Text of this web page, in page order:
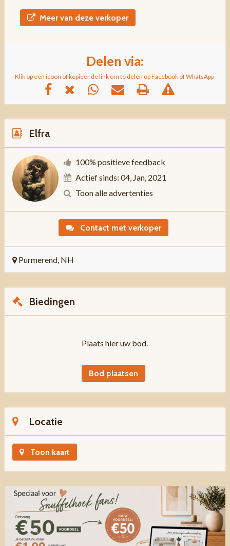
Meer van deze verkoper
Delen via:
Klik op een icoon of kopieer de link om te delen op Facebook of WhatsApp
Elfra
100% positieve feedback
Actief sinds: 04, Jan, 2021
Toon alle advertenties
Contact met verkoper
Purmerend, NH
Biedingen
Plaats hier uw bod.
Bod plaatsen
Locatie
Toon kaart